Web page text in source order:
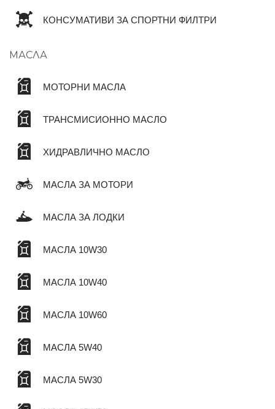
КОНСУМАТИВИ ЗА СПОРТНИ ФИЛТРИ
МАСЛА
МОТОРНИ МАСЛА
ТРАНСМИСИОННО МАСЛО
ХИДРАВЛИЧНО МАСЛО
МАСЛА ЗА МОТОРИ
МАСЛА ЗА ЛОДКИ
МАСЛА 10W30
МАСЛА 10W40
МАСЛА 10W60
МАСЛА 5W40
МАСЛА 5W30